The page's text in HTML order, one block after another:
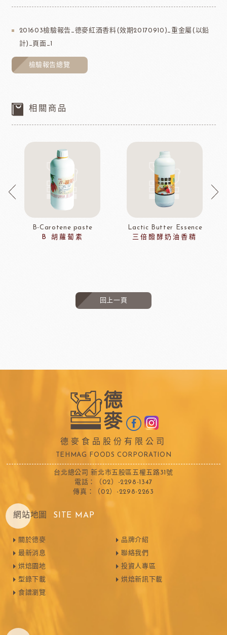
201603檢驗報告_德麥紅酒香料(效期20170910)_重金屬(以鉛
計)_頁面_1
檢驗報告總覽
相關商品
B-Carotene paste
B 胡蘿蔔素
Lactic Butter Essence
三倍醱酵奶油香精
回上一頁
德麥食品股份有限公司
TEHMAG FOODS CORPORATION
台北總公司 新北市五股區五權五路31號
電話：（02）-2298-1347
傳真：（02）-2298-2263
網站地圖 SITE MAP
關於德麥
最新消息
烘焙園地
型錄下載
食譜瀏覽
品牌介紹
聯絡我們
投資人專區
烘焙新訊下載